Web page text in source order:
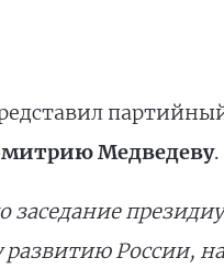
Медведеву.
России,